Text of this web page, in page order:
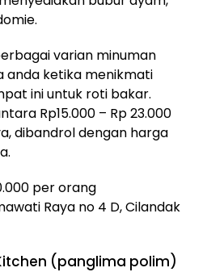
varian minuman
anda ketika menikmati
ini untuk roti bakar.
Rp15.000 – Rp 23.000
dibandrol dengan harga
per orang
Raya no 4 D, Cilandak
(panglima polim)